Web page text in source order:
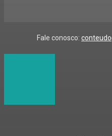
Fale conosco: